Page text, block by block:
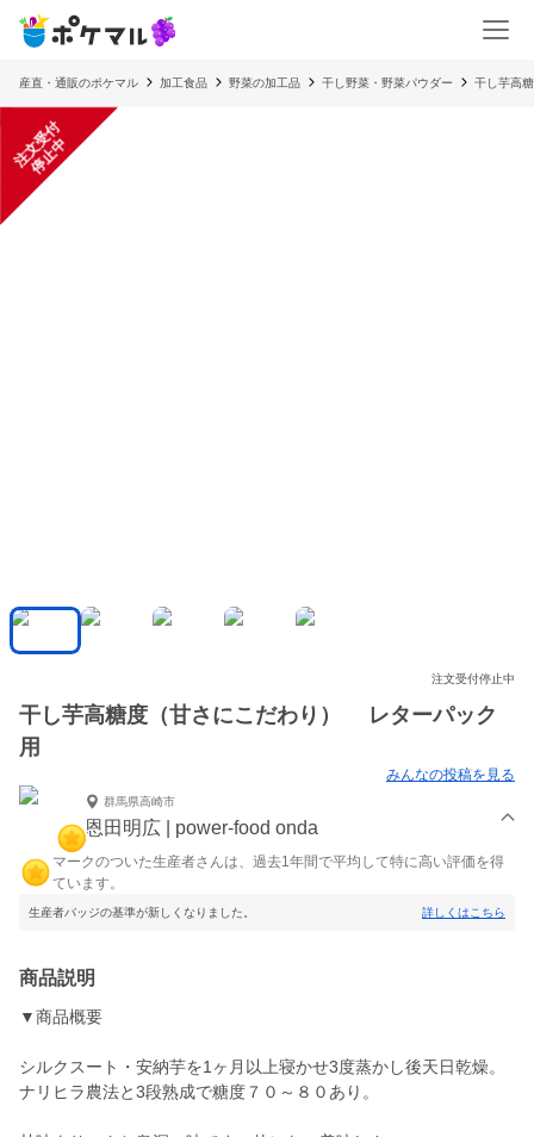
産直・通販のポケマル 加工食品 野菜の加工品 干し野菜・野菜パウダー 干し芋高
注
文
受
付
停
止
中
注文受付停止中
干し芋高糖度（甘さにこだわり） レターパック
用
みんなの投稿を見る
群馬県高崎市
恩田明広 | power-food onda
マークのついた生産者さんは、過去1年間で平均して特に高い評価を得
ています。
生産者バッジの基準が新しくなりました。 詳しくはこちら
商品説明
▼商品概要
シルクスート・安納芋を1ヶ月以上寝かせ3度蒸かし後天日乾燥。
ナリヒラ農法と3段熟成で糖度７０～８０あり。